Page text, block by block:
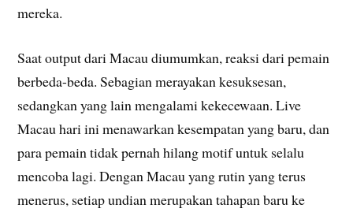
mereka.
Saat output dari Macau diumumkan, reaksi dari pemain
berbeda-beda. Sebagian merayakan kesuksesan,
sedangkan yang lain mengalami kekecewaan. Live
Macau hari ini menawarkan kesempatan yang baru, dan
para pemain tidak pernah hilang motif untuk selalu
mencoba lagi. Dengan Macau yang rutin yang terus
menerus, setiap undian merupakan tahapan baru ke